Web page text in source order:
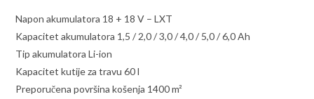
Napon akumulatora 18 + 18 V – LXT
Kapacitet akumulatora 1,5 / 2,0 / 3,0 / 4,0 / 5,0 / 6,0 Ah
Tip akumulatora Li-ion
Kapacitet kutije za travu 60 l
Preporučena površina košenja 1400 m²